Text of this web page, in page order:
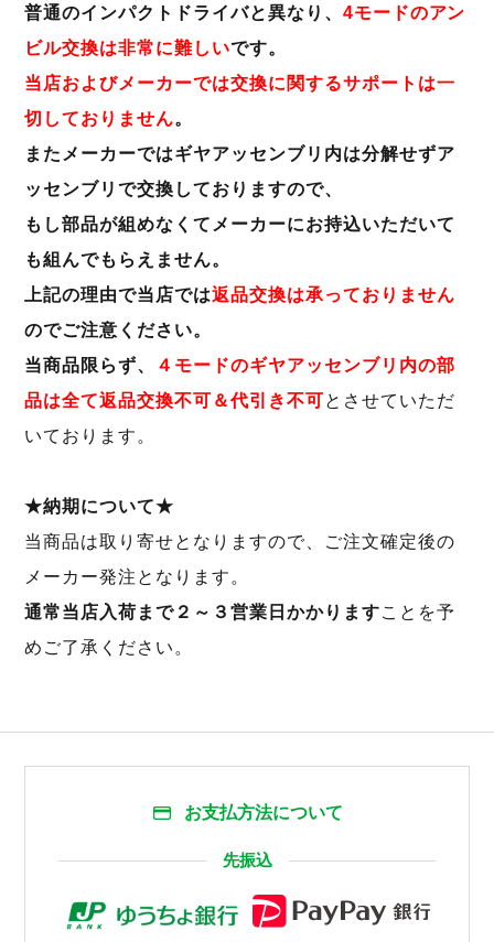
普通のインパクトドライバと異なり、 4モードのアン
ビル交換は非常に難しいです。
当店およびメーカーでは交換に関するサポートは一
切しておりません。
またメーカーではギヤアッセンブリ内は分解せずア
ッセンブリで交換しておりますので、
もし部品が組めなくてメーカーにお持込いただいて
も組んでもらえません。
上記の理由で当店では返品交換は承っておりません
のでご注意ください。
当商品限らず、
４モードのギヤアッセンブリ内の部
品は全て返品交換不可＆代引き不可とさせていただ
いております。
★納期について★
当商品は取り寄せとなりますので、ご注文確定後の
メーカー発注となります。
通常当店入荷まで２～３営業日かかりますことを予
めご了承ください。
お支払方法について
先振込